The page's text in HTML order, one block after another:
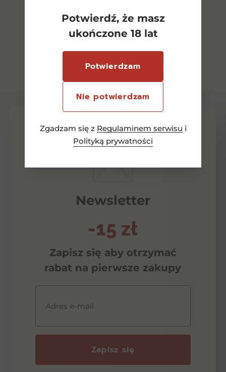
Potwierdź, że masz
ukończone 18 lat
Potwierdzam
Nie potwierdzam
Zgadzam się z Regulaminem serwisu i
Polityką prywatności
Zobacz wszystkie
Newsletter
-15 zł
Zapisz się aby otrzymać
rabat na pierwsze zakupy
Adres e-mail
Zapisz się